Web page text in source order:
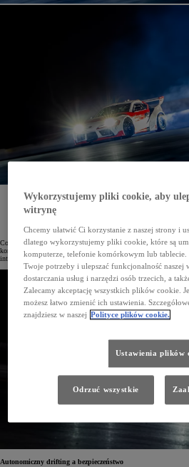
Toyota Reaserch Institute i Stanford Engineering
driftingu w parach. Jest to rewolucyjne rozwiązanie, które
Co roku na drogach całego świata ginie ponad 1,35 mln osób, a
kontroli nad pojazdem. Dążąc do poprawy bezpieczeństwa i
intensywnie rozwija systemy jazdy autonomicznej. W przyszłości
Autonomiczny drifting a bezpieczeństwo
Wykorzystujemy pliki cookie, aby
witrynę
Chcemy ułatwić Ci korzystanie z naszej strony i
dlatego wykorzystujemy pliki cookie, które są
komputerze, telefonie komórkowym lub tablecie.
Twoje potrzeby i ulepszać funkcjonalność naszej
dostarczania usług i narzędzi osób trzecich, a
Zalecamy akceptację wszystkich plików cookie.
możesz łatwo zmienić ich ustawienia.
znajdziesz w naszej Polityce plików cookie.
Ustawienia plików
Odrzuć wszystkie